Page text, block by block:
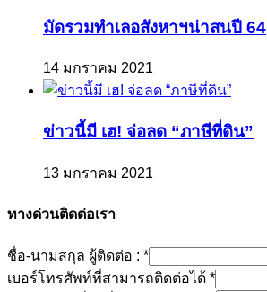
มัดรวมทำเลอสังหาฯน่าสนปี 64
14 มกราคม 2021
ข่าวนี้มี เฮ! จ่อลด “ภาษีที่ดิน”
13 มกราคม 2021
ทางด่วนติดต่อเรา
ชื่อ-นามสกุล ผู้ติดต่อ : *
เบอร์โทรศัพท์ที่สามารถติดต่อได้ *